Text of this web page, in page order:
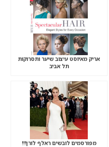
אריק מאיוסט עיצוב שיער ותסרוקות
תל אביב
מפורסמים לובשים ראלף לורן!!!